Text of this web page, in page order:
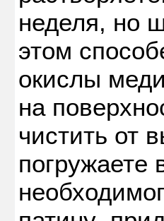
неделя, но
этом
окислы
на
чистить от
погружаете